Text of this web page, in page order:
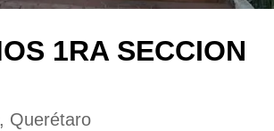
1RA SECCION
Querétaro